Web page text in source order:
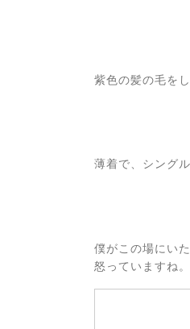
紫色の髪の毛を
薄着で、シング
僕がこの場にい
怒っていますね